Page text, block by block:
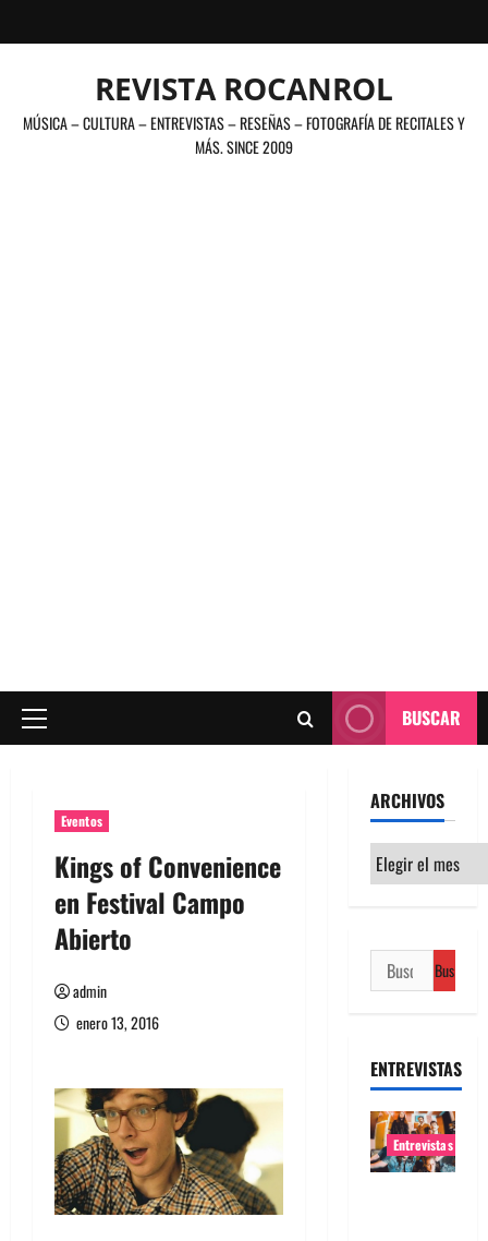
al
REVISTA ROCANROL
MÚSICA – CULTURA – ENTREVISTAS – RESEÑAS – FOTOGRAFÍA DE RECITALES Y
MÁS. SINCE 2009
Menú
BUSCAR
Eventos
Kings of Convenience
en Festival Campo
Abierto
admin
enero 13, 2016
ARCHIVOS
Archivos
Buscar:
ENTREVISTAS
Entrevistas